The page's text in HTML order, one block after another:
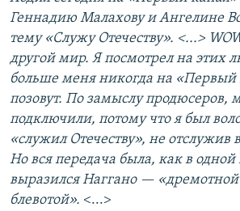
Геннадию Малахову и Ангелине
тему «Служу Отечеству». <...>
другой мир. Я посмотрел на этих
больше меня никогда на «Первый
позовут. По замыслу продюсеров,
подключили, потому что я был
«служил Отечеству», не отслужив
Но вся передача была, как в одной
выразился Наггано — «дремотной
блевотой». <...>